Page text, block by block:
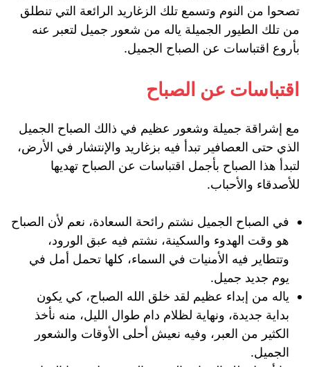
تصحوا من النوم وتسمع تلك الزغاريد الرائعة التي تنطلق
من تلك الطيور الجميلة ياله من شعور جميل لتعبر عنه
بأروع اقتباسات عن الصباح الجميل.
اقتباسات عن الصباح
مع إشراقة جميلة وشعور عظيم في ذالك الصباح الجميل
الذي حتى العصافير تبدأ فيه بزغاريد والإنتشار في الأرض،
لتبدأ هذا الصباح بأجمل اقتباسات عن الصباح تهديها
للأصدقاء والأحباب.
في الصباح الجميل نشتم رائحة السعادة، نعم لأن الصباح
هو وقت الهدوء والسكينة، نشتم فيه عبق الورود،
وتتطاير فيه الأمنيات في السماء، كلها تحمل أمل في
يوم جديد جميل.
ياله من إبداء عظيم لقد خلق الله الصباح، كي يكون
بداية جديدة، ونهاية لظلام دام طوال الليل، منه نأخذ
الكثير من العبر، وفيه نعيش أحلى الأوقات والشعور
الجميل.